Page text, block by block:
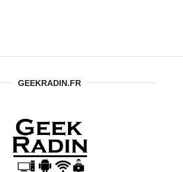
GEEKRADIN.FR